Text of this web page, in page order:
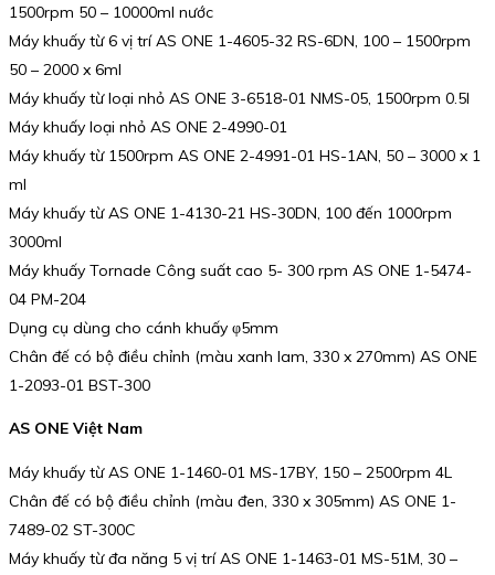
1500rpm 50 – 10000ml nước
Máy khuấy từ 6 vị trí AS ONE 1-4605-32 RS-6DN, 100 – 1500rpm
50 – 2000 x 6ml
Máy khuấy từ loại nhỏ AS ONE 3-6518-01 NMS-05, 1500rpm 0.5l
Máy khuấy loại nhỏ AS ONE 2-4990-01
Máy khuấy từ 1500rpm AS ONE 2-4991-01 HS-1AN, 50 – 3000 x 1
ml
Máy khuấy từ AS ONE 1-4130-21 HS-30DN, 100 đến 1000rpm
3000ml
Máy khuấy Tornade Công suất cao 5- 300 rpm AS ONE 1-5474-
04 PM-204
Dụng cụ dùng cho cánh khuấy φ5mm
Chân đế có bộ điều chỉnh (màu xanh lam, 330 x 270mm) AS ONE
1-2093-01 BST-300
AS ONE Việt Nam
Máy khuấy từ AS ONE 1-1460-01 MS-17BY, 150 – 2500rpm 4L
Chân đế có bộ điều chỉnh (màu đen, 330 x 305mm) AS ONE 1-
7489-02 ST-300C
Máy khuấy từ đa năng 5 vị trí AS ONE 1-1463-01 MS-51M, 30 –